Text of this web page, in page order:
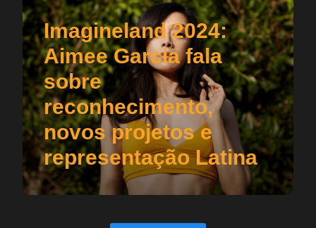
Imagineland 2024:
Aimee Garcia fala
sobre
reconhecimento,
novos projetos e
representação Latina